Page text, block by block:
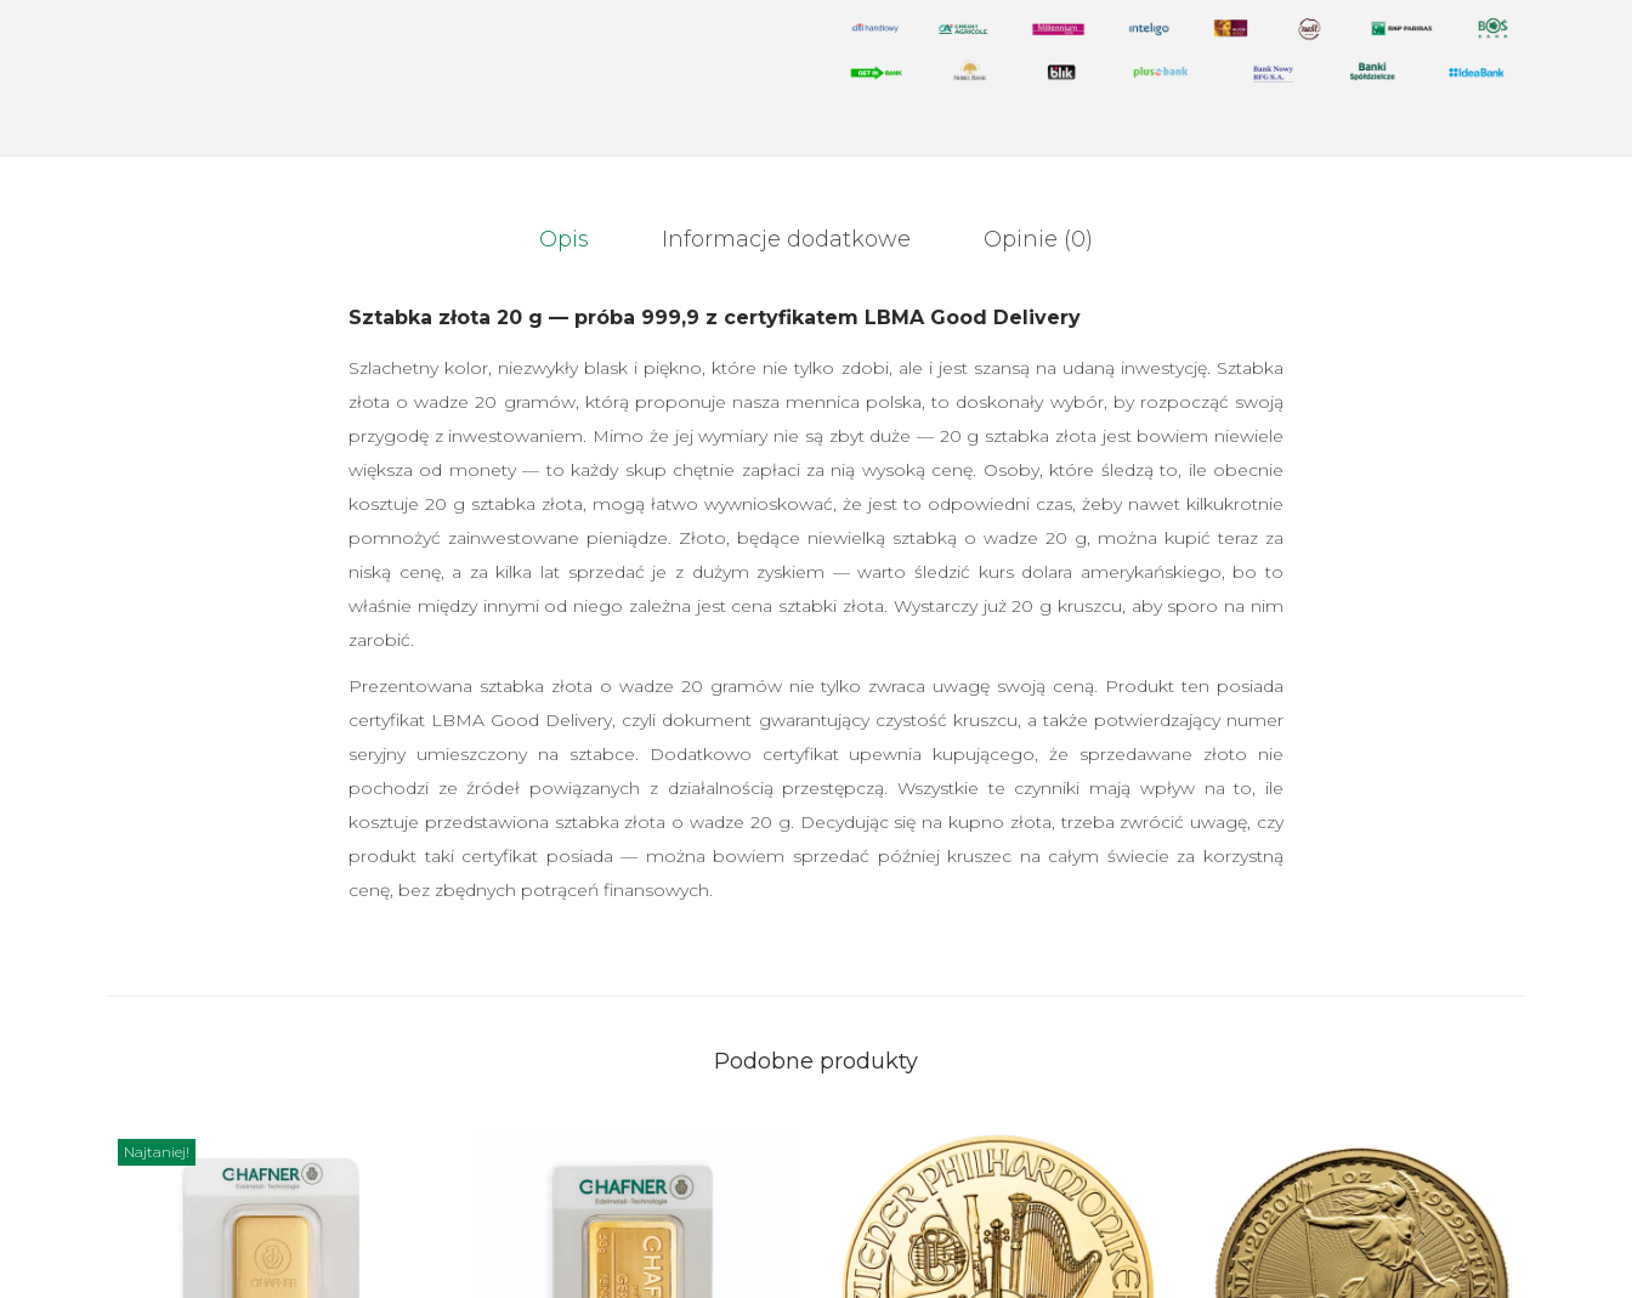
o
a
L
B
M
A
Opis Informacje dodatkowe Opinie (0)
Sztabka złota 20 g — próba 999,9 z certyfikatem LBMA Good Delivery
Szlachetny kolor, niezwykły blask i piękno, które nie tylko zdobi, ale i jest szansą na udaną inwestycję. Sztabka
złota o wadze 20 gramów, którą proponuje nasza mennica polska, to doskonały wybór, by rozpocząć swoją
przygodę z inwestowaniem. Mimo że jej wymiary nie są zbyt duże — 20 g sztabka złota jest bowiem niewiele
większa od monety — to każdy skup chętnie zapłaci za nią wysoką cenę. Osoby, które śledzą to, ile obecnie
kosztuje 20 g sztabka złota, mogą łatwo wywnioskować, że jest to odpowiedni czas, żeby nawet kilkukrotnie
pomnożyć zainwestowane pieniądze. Złoto, będące niewielką sztabką o wadze 20 g, można kupić teraz za
niską cenę, a za kilka lat sprzedać je z dużym zyskiem — warto śledzić kurs dolara amerykańskiego, bo to
właśnie między innymi od niego zależna jest cena sztabki złota. Wystarczy już 20 g kruszcu, aby sporo na nim
zarobić.
Prezentowana sztabka złota o wadze 20 gramów nie tylko zwraca uwagę swoją ceną. Produkt ten posiada
certyfikat LBMA Good Delivery, czyli dokument gwarantujący czystość kruszcu, a także potwierdzający numer
seryjny umieszczony na sztabce. Dodatkowo certyfikat upewnia kupującego, że sprzedawane złoto nie
pochodzi ze źródeł powiązanych z działalnością przestępczą. Wszystkie te czynniki mają wpływ na to, ile
kosztuje przedstawiona sztabka złota o wadze 20 g. Decydując się na kupno złota, trzeba zwrócić uwagę, czy
produkt taki certyfikat posiada — można bowiem sprzedać później kruszec na całym świecie za korzystną
cenę, bez zbędnych potrąceń finansowych.
Podobne produkty
Najtaniej!